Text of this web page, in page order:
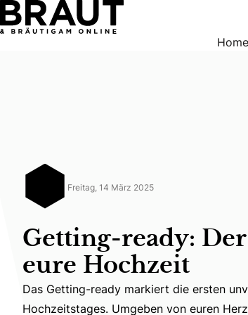
Getting-ready: Der perfekte Start in eureHome
Freitag, 14 März 2025
Getting-ready:
eure Hochzeit
Das Getting-ready markiert die ersten
Das Getting-ready markiert die ersten
Hochzeitstages. Umgeben von euren